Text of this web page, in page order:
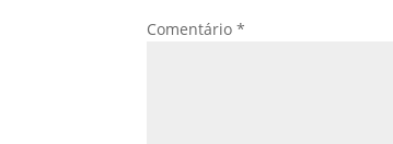
Comentário*